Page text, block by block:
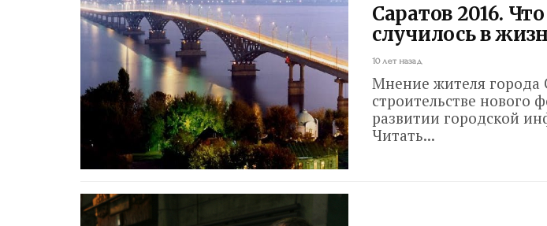
Саратов 2016.
случилось в
10 лет назад
Мнение жителя города
строительстве нового
развитии городской
Читать...